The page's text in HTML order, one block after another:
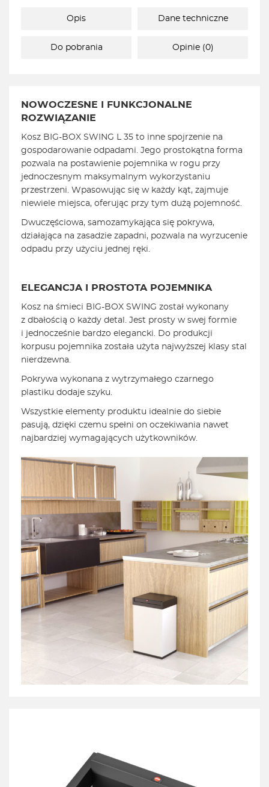
Opis Dane techniczne
Do pobrania Opinie (0)
NOWOCZESNE I FUNKCJONALNE
ROZWIĄZANIE
Kosz BIG-BOX SWING L 35 to inne spojrzenie na
gospodarowanie odpadami. Jego prostokątna forma
pozwala na postawienie pojemnika w rogu przy
jednoczesnym maksymalnym wykorzystaniu
przestrzeni. Wpasowując się w każdy kąt, zajmuje
niewiele miejsca, oferując przy tym dużą pojemność.
Dwuczęściowa, samozamykająca się pokrywa,
działająca na zasadzie zapadni, pozwala na wyrzucenie
odpadu przy użyciu jednej ręki.
ELEGANCJA I PROSTOTA POJEMNIKA
Kosz na śmieci BIG-BOX SWING został wykonany
z dbałością o każdy detal. Jest prosty w swej formie
i jednocześnie bardzo elegancki. Do produkcji
korpusu pojemnika została użyta najwyższej klasy stal
nierdzewna.
Pokrywa wykonana z wytrzymałego czarnego
plastiku dodaje szyku.
Wszystkie elementy produktu idealnie do siebie
pasują, dzięki czemu spełni on oczekiwania nawet
najbardziej wymagających użytkowników.